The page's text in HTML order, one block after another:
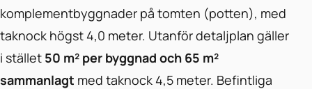
komplementbyggnader på tomten (potten), med
taknock högst 4,0 meter. Utanför detaljplan gäller
i stället 50 m² per byggnad och 65 m²
sammanlagt med taknock 4,5 meter. Befintliga